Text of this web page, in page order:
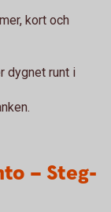
kort och
dygnet runt i
– Steg-